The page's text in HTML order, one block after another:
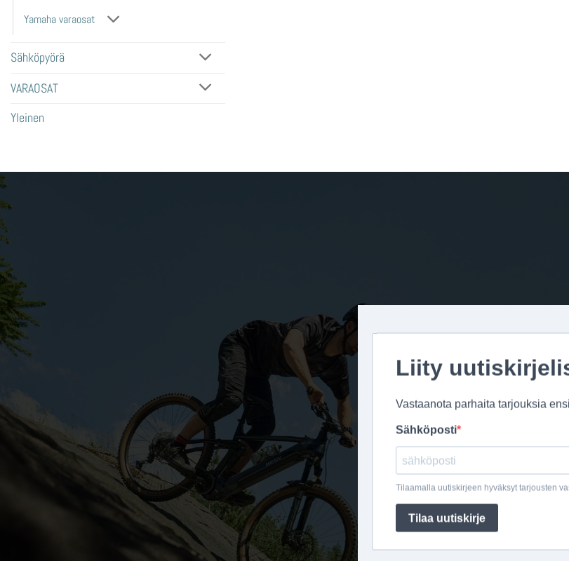
Yamaha varaosat
Sähköpyörä
VARAOSAT
Yleinen